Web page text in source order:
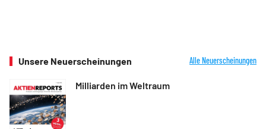
Unsere Neuerscheinungen Alle Neuerscheinungen
Milliarden im Weltraum